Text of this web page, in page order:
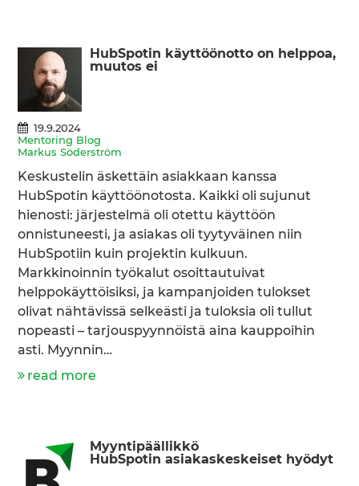
HubSpotin käyttöönotto on helppoa,
muutos ei
19.9.2024
Mentoring Blog
Markus Söderström
Keskustelin äskettäin asiakkaan kanssa
HubSpotin käyttöönotosta. Kaikki oli sujunut
hienosti: järjestelmä oli otettu käyttöön
onnistuneesti, ja asiakas oli tyytyväinen niin
HubSpotiin kuin projektin kulkuun.
Markkinoinnin työkalut osoittautuivat
helppokäyttöisiksi, ja kampanjoiden tulokset
olivat nähtävissä selkeästi ja tuloksia oli tullut
nopeasti – tarjouspyynnöistä aina kauppoihin
asti. Myynnin…
read more
Myyntipäällikkö
HubSpotin asiakaskeskeiset hyödyt